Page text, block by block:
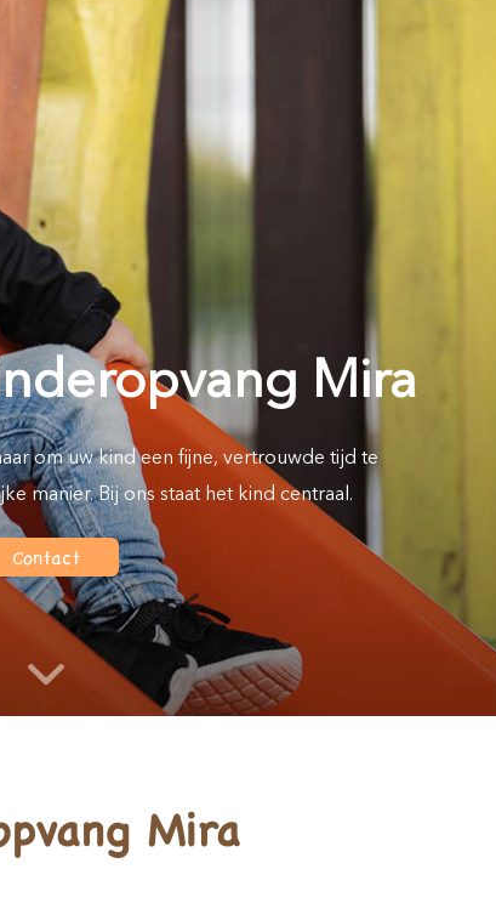
Mira
om uw kind een fijne, vertrouwde tijd te
manier. Bij ons staat het kind centraal.
Contact
Mira
peuteropvang
(2-4 jaar)
peuteropvang
Inschrijven buitenschoole
(4-12 jaar)
kinderopvang
opvang
eerst zelf berekenen? Klik dan hier!